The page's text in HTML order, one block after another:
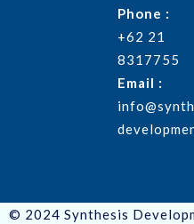
Phone :
+62 21
8317755
Email :
© 2024 Synthesis